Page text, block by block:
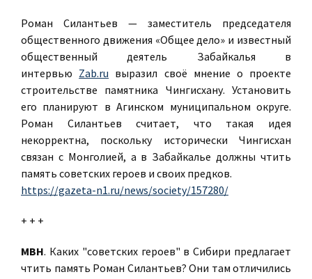
Роман Силантьев — заместитель председателя
общественного движения «Общее дело» и известный
общественный деятель Забайкалья в
интервью Zab.ru выразил своё мнение о проекте
строительстве памятника Чингисхану. Установить
его планируют в Агинском муниципальном округе.
Роман Силантьев считает, что такая идея
некорректна, поскольку исторически Чингисхан
связан с Монголией, а в Забайкалье должны чтить
память советских героев и своих предков.
https://gazeta-n1.ru/news/society/157280/
+ + +
МВН. Каких "советских героев" в Сибири предлагает
чтить память Роман Силантьев? Они там отличились